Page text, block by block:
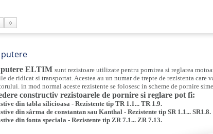
putere
putere ELTIM sunt rezistoare utilizate pentru pornirea si reglarea
de ridicat si transportat. Acestea au un numar de trepte de rezistenta care
in mod normal aceste rezistente se folosesc in scheme de pornire
constructiv rezistoarele de pornire si reglare pot fi:
din tabla silicioasa - Rezistente tip TR 1.1... TR 1.9.
din sârma de constantan sau Kanthal - Rezistente tip SR 1.1... SR1.8.
din fonta speciala - Rezistente tip ZR 7.1... ZR 7.13.